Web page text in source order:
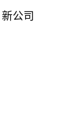
公司